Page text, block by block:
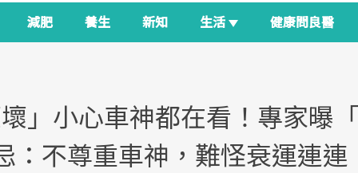
減肥 養生 新知 生活 健康問良醫
」小心車神都在看！專家曝
：不尊重車神，難怪衰運連連